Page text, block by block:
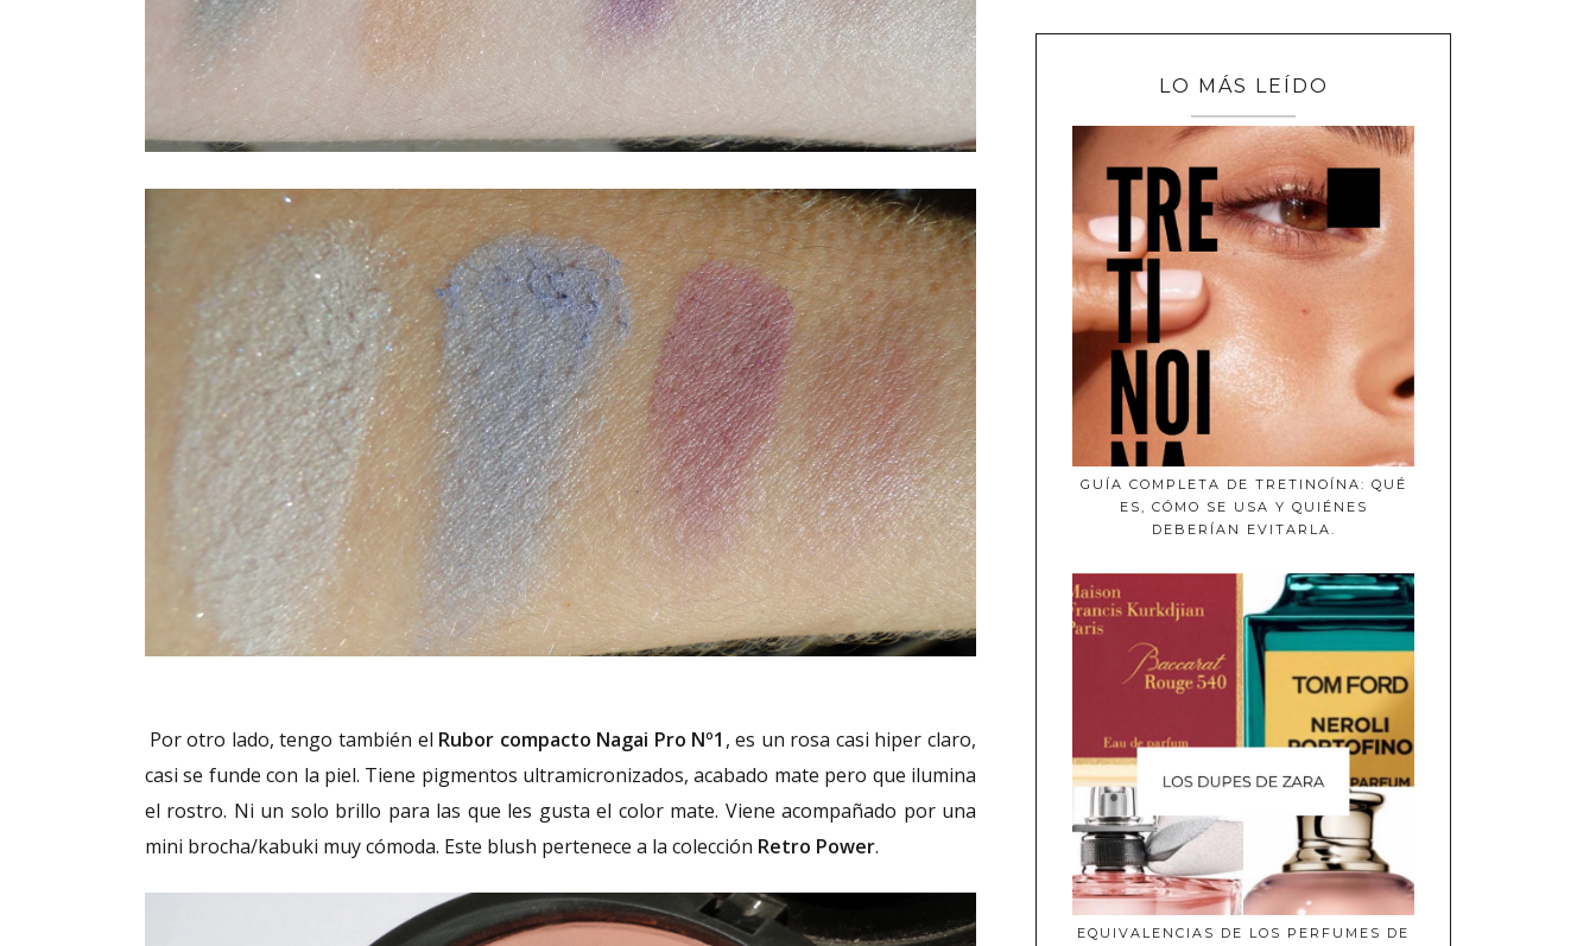
Por otro lado, tengo también el Rubor compacto Nagai Pro Nº1 , es un rosa casi hiper claro,
casi se funde con la piel. Tiene pigmentos ultramicronizados, acabado mate pero que ilumina
el rostro. Ni un solo brillo para las que les gusta el color mate. Viene acompañado por una
mini brocha/kabuki muy cómoda. Este blush pertenece a la colección Retro Power.
LO MÁS LEÍDO
GUÍA COMPLETA DE TRETINOÍNA: QUÉ
ES, CÓMO SE USA Y QUIÉNES
DEBERÍAN EVITARLA.
EQUIVALENCIAS DE LOS PERFUMES DE